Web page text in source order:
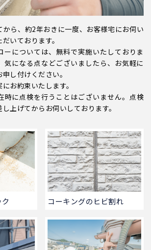
から、約2年おきに一度、お客様宅にお伺い
いております。
ーについては、無料で実施いたしておりま
気になる点などございましたら、お気軽に
し付けください。
お約束いたします。
に点検を行うことはございません。点検
上げてからお伺いしております。
コーキングのヒビ割れ